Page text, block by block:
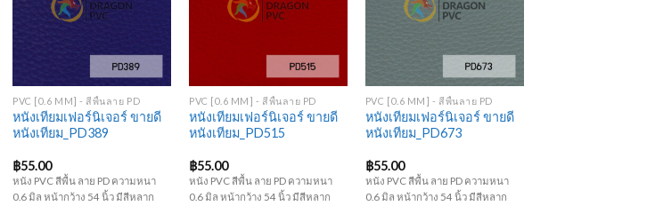
Add to
PVC [0.6 MM] - สีพื้นลาย PD
หนังเทียมเฟอร์นิเจอร์ ขายดี
หนังเทียม_PD389
฿55.00
หนัง PVC สีพื้น ลาย PD ความหนา
0.6 มิล หน้ากว้าง 54 นิ้ว มีสีหลาก
Add to
PVC [0.6 MM] - สีพื้นลาย PD
หนังเทียมเฟอร์นิเจอร์ ขายดี
หนังเทียม_PD515
฿55.00
หนัง PVC สีพื้น ลาย PD ความหนา
0.6 มิล หน้ากว้าง 54 นิ้ว มีสีหลาก
Add to
PVC [0.6 MM] - สีพื้นลาย PD
หนังเทียมเฟอร์นิเจอร์ ขายดี
หนังเทียม_PD673
฿55.00
หนัง PVC สีพื้น ลาย PD ความหนา
0.6 มิล หน้ากว้าง 54 นิ้ว มีสีหลาก